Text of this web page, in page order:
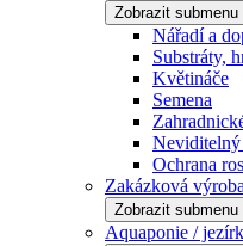
Zobrazit
Nářadí a
Substráty,
Květináče
Semena
Ochrana
Zakázková výroba
Zobrazit
Aquaponie /